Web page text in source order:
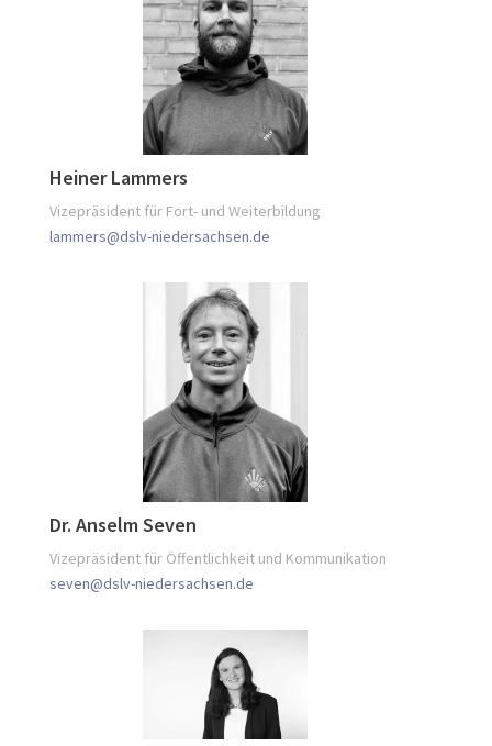
Heiner Lammers
Vizepräsident für Fort- und Weiterbildung
lammers@dslv-niedersachsen.de
Dr. Anselm Seven
Vizepräsident für Öffentlichkeit und Kommunikation
seven@dslv-niedersachsen.de